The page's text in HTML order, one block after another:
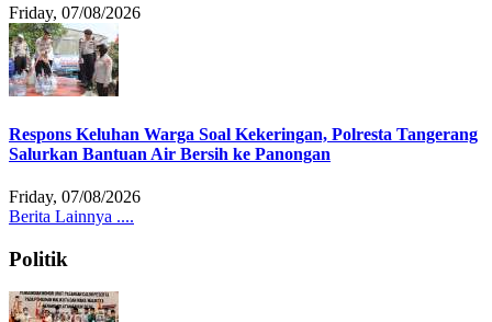
Friday, 07/08/2026
Respons Keluhan Warga Soal Kekeringan, Polresta Tangerang
Salurkan Bantuan Air Bersih ke Panongan
Friday, 07/08/2026
Berita Lainnya ....
Politik